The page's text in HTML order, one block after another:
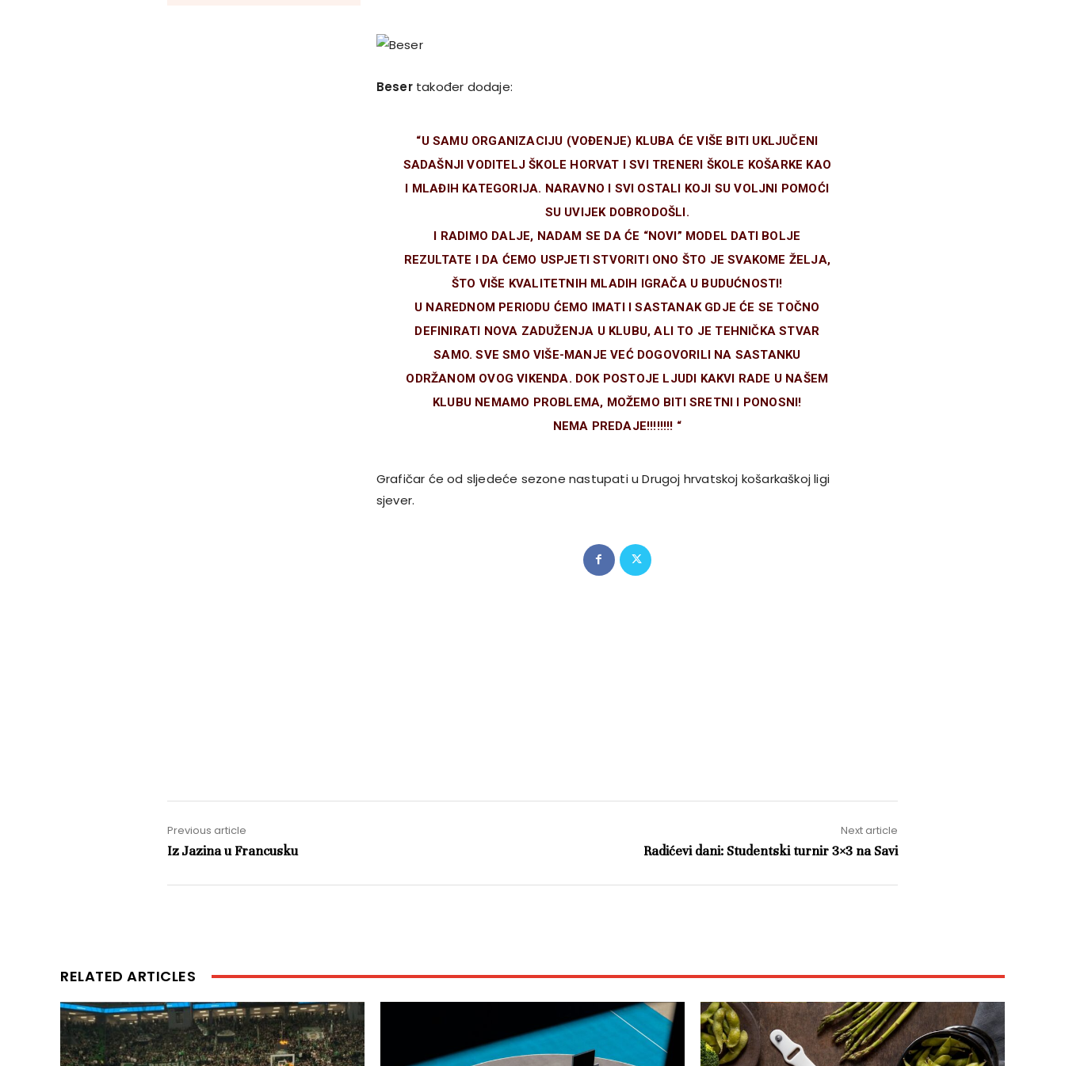
Besertakođer dodaje:
“U SAMU ORGANIZACIJU (VOĐENJE) KLUBA ĆE VIŠE BITI UKLJUČENI
SADAŠNJI VODITELJ ŠKOLE HORVAT I SVI TRENERI ŠKOLE KOŠARKE KAO
I MLAĐIH KATEGORIJA. NARAVNO I SVI OSTALI KOJI SU VOLJNI POMOĆI
SU UVIJEK DOBRODOŠLI.
I RADIMO DALJE, NADAM SE DA ĆE “NOVI” MODEL DATI BOLJE
REZULTATE I DA ĆEMO USPJETI STVORITI ONO ŠTO JE SVAKOME ŽELJA,
ŠTO VIŠE KVALITETNIH MLADIH IGRAČA U BUDUĆNOSTI!
U NAREDNOM PERIODU ĆEMO IMATI I SASTANAK GDJE ĆE SE TOČNO
DEFINIRATI NOVA ZADUŽENJA U KLUBU, ALI TO JE TEHNIČKA STVAR
SAMO. SVE SMO VIŠE-MANJE VEĆ DOGOVORILI NA SASTANKU
ODRŽANOM OVOG VIKENDA. DOK POSTOJE LJUDI KAKVI RADE U NAŠEM
KLUBU NEMAMO PROBLEMA, MOŽEMO BITI SRETNI I PONOSNI!
NEMA PREDAJE!!!!!!!! “
Grafičar će od sljedeće sezone nastupati u Drugoj hrvatskoj košarkaškoj ligi
sjever.
Previous article
Iz Jazina u Francusku
Next article
Radićevi dani: Studentski turnir 3×3 na Savi
RELATED ARTICLES